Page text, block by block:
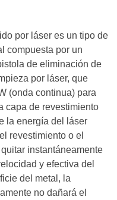
por láser es un tipo de
compuesta por un
de eliminación de
por láser, que
(onda continua) para
capa de revestimiento
la energía del láser
revestimiento o el
instantáneamente
y efectiva del
del metal, la
no dañará el